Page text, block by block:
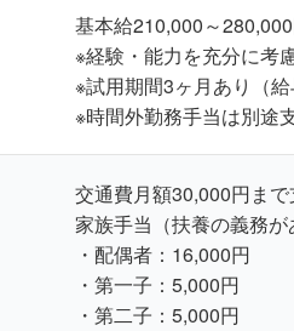
基本給210,000～
※経験・能力を充分に考
※試用期間3ヶ月あり（給
※時間外勤務手当は別途
交通費月額30,000円ま
家族手当（扶養の義務が
・配偶者：16,000円
・第一子：5,000円
・第二子：5,000円